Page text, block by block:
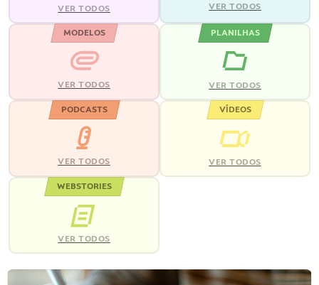
VER TODOS VER TODOS
MODELOS
VER TODOS
PLANILHAS
VER TODOS
PODCASTS
VER TODOS
VÍDEOS
VER TODOS
WEBSTORIES
VER TODOS